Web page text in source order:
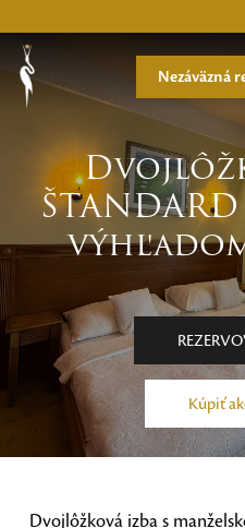
Nezáväzná
Kúpiť
Dvojlôžková izba s